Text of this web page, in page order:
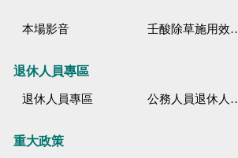
本場影音 壬酸除草施用效果觀察
退休人員專區
退休人員專區 公務人員退休人員法施行細則
重大政策